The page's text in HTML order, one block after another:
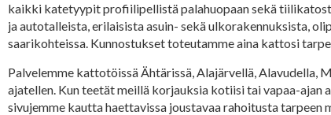
kaikki katetyypit profiilipellistä palahuopaan sekä
ja autotalleista, erilaisista asuin- sekä ulkorakennuksista,
saarikohteissa. Kunnostukset toteutamme aina kattosi
Palvelemme kattotöissä Ähtärissä, Alajärvellä, Alavudella,
ajatellen. Kun teetät meillä korjauksia kotiisi tai vapaa-ajan
sivujemme kautta haettavissa joustavaa rahoitusta tarpeen